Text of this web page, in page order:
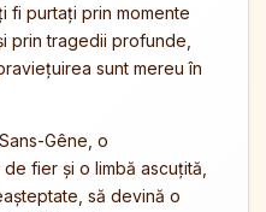
fi purtați prin momente
prin tragedii profunde,
sunt mereu în
Gêne, o
fier și o limbă ascuțită,
să devină o